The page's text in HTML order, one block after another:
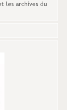
les archives du